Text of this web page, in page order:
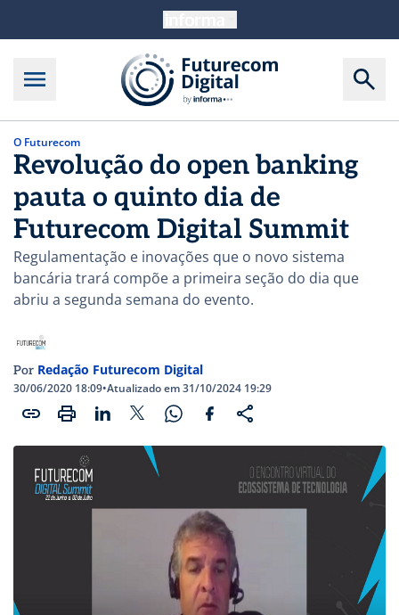
O Futurecom
Revolução do open banking
pauta o quinto dia de
Futurecom Digital Summit
Regulamentação e inovações que o novo sistema
bancária trará compõe a primeira seção do dia que
abriu a segunda semana do evento.
Por Redação Futurecom Digital
30/06/2020 18:09•Atualizado em 31/10/2024 19:29